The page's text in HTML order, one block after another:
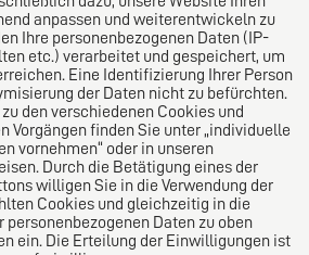
Netzwerk
anpassen und weiterentwickeln zu
Ihre personenbezogenen Daten (IP-
etc.) verarbeitet und gespeichert, um
Eine Identifizierung Ihrer Person
der Daten nicht zu befürchten.
den verschiedenen Cookies und
Vorgängen finden Sie unter „individuelle
vornehmen“ oder in unseren
Durch die Betätigung eines der
willigen Sie in die Verwendung der
Cookies und gleichzeitig in die
personenbezogenen Daten zu oben
ein. Die Erteilung der Einwilligungen ist